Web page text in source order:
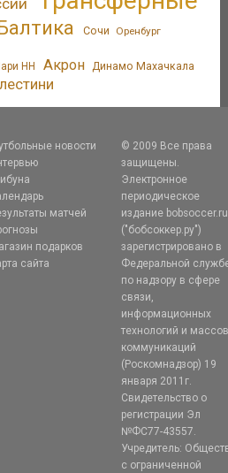
Сочи Оренбург
НН Акрон Динамо Махачкала
новости
матчей
подарков
сайта
© 2009 Все права
защищены.
Электронное
периодическое
издание bobsoccer.ru
("бобсоккер.ру")
зарегистрировано в
Федеральной
по надзору в сфере
связи,
информационных
технологий и
коммуникаций
(Роскомнадзор) 19
января 2011г.
Свидетельство о
регистрации Эл
№ФС77-43557.
Учредитель:
с ограниченной